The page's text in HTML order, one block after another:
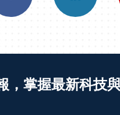
，掌握最新科技